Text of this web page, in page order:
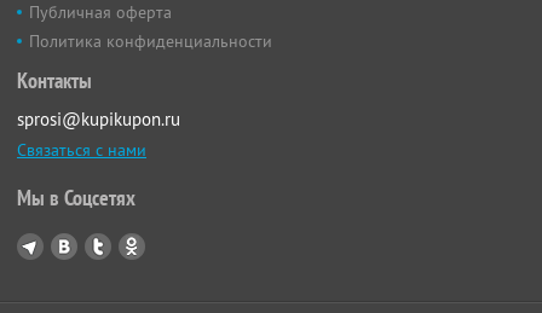
Публичная оферта
Политика конфиденциальности
Контакты
sprosi@kupikupon.ru
Связаться с нами
Мы в Соцсетях